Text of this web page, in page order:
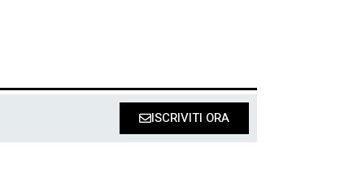
ISCRIVITI ORA